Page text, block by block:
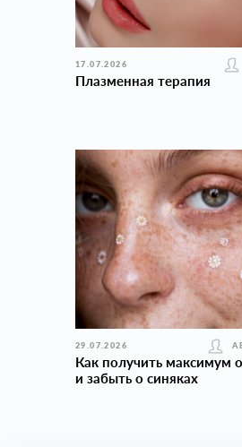
17.07.2026
Плазменная терапия
29.07.2026
Как получить максимум
и забыть о синяках